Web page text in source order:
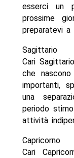
esserci un
prossime
preparatevi a
Sagittario
Cari
che
importanti,
una
periodo
attività
Capricorno
Cari